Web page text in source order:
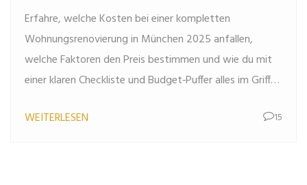
Erfahre, welche Kosten bei einer kompletten
Wohnungsrenovierung in München 2025 anfallen,
welche Faktoren den Preis bestimmen und wie du mit
einer klaren Checkliste und Budget‑Puffer alles im Griff
WEITERLESEN
15